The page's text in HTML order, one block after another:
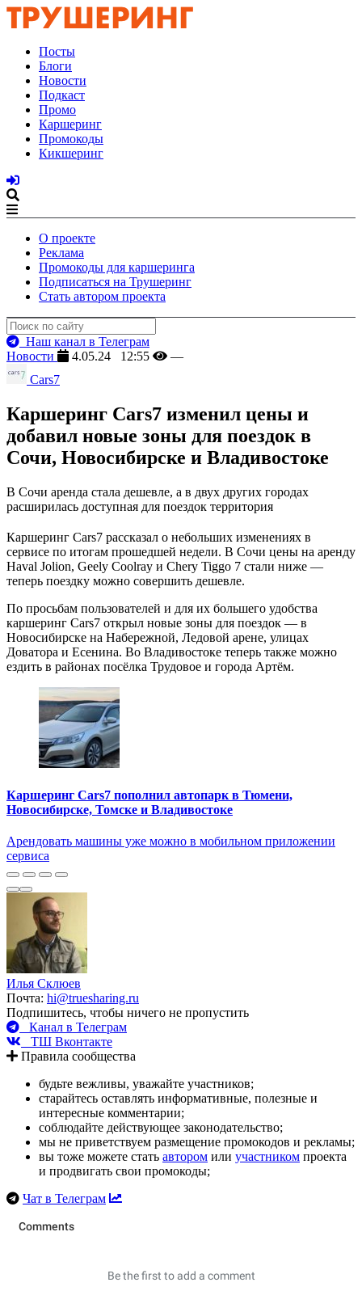
Посты
Блоги
Новости
Подкаст
Промо
Каршеринг
Промокоды
Кикшеринг
О проекте
Реклама
Промокоды для каршеринга
Подписаться на Трушеринг
Стать автором проекта
Наш канал в Телеграм
Новости
4.05.24 12:55
—
Cars7
Каршеринг Cars7 изменил цены и
добавил новые зоны для поездок в
Сочи, Новосибирске и Владивостоке
В Сочи аренда стала дешевле, а в двух других городах
расширилась доступная для поездок территория
Каршеринг Cars7 рассказал о небольших изменениях в
сервисе по итогам прошедшей недели. В Сочи цены на аренду
Haval Jolion, Geely Coolray и Chery Tiggo 7 стали ниже —
теперь поездку можно совершить дешевле.
По просьбам пользователей и для их большего удобства
каршеринг Cars7 открыл новые зоны для поездок — в
Новосибирске на Набережной, Ледовой арене, улицах
Доватора и Есенина. Во Владивостоке теперь также можно
ездить в районах посёлка Трудовое и города Артём.
Каршеринг Cars7 пополнил автопарк в Тюмени,
Новосибирске, Томске и Владивостоке
Арендовать машины уже можно в мобильном приложении
сервиса
Илья Склюев
Почта: hi@truesharing.ru
Подпишитесь, чтобы ничего не пропустить
Канал в Телеграм
ТШ Вконтакте
Правила сообщества
будьте вежливы, уважайте участников;
старайтесь оставлять информативные, полезные и
интересные комментарии;
соблюдайте действующее законодательство;
мы не приветствуем размещение промокодов и рекламы;
вы тоже можете стать автором или участником проекта
и продвигать свои промокоды;
Чат в Телеграм